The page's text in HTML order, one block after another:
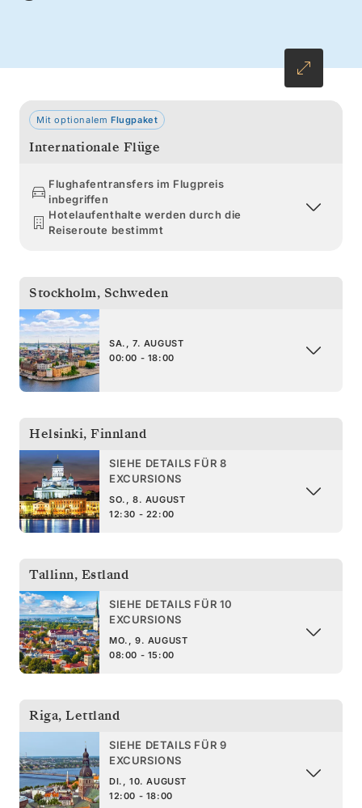
Stockholm nach Kopenhagen reisen und
unterwegs sieben Länder erkunden.
Mit optionalem Flugpaket
Internationale Flüge
Flughafentransfers im Flugpreis
inbegriffen
Hotelaufenthalte werden durch die
Reiseroute bestimmt
Stockholm, Schweden
SA., 7. AUGUST
00:00 - 18:00
Helsinki, Finnland
SIEHE DETAILS FÜR 8
EXCURSIONS
SO., 8. AUGUST
12:30 - 22:00
Tallinn, Estland
SIEHE DETAILS FÜR 10
EXCURSIONS
MO., 9. AUGUST
08:00 - 15:00
Riga, Lettland
SIEHE DETAILS FÜR 9
EXCURSIONS
DI., 10. AUGUST
12:00 - 18:00